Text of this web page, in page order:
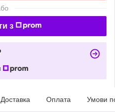
з
Доставка Оплата Умови